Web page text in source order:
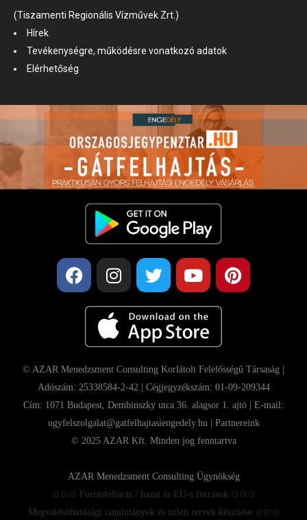
(Tiszamenti Regionális Vízművek Zrt.)
Hírek
Tevékenységre, működésre vonatkozó adatok
Elérhetőség
© AZAR Menedzsment Consulting Korlátolt Felelősségű Társaság |
Adószám: 25338584-2-42 | Cégjegyzékszám: 01-09-209344
Cím: 1071 Budapest, Dembinszky utca 36. alagsor 1. ajtó | E-mail:
ugyfelszolgalat@gatfelhajtasiengedely.hu | Partnereink
© 2025 AZAR Kft. Minden jog fenntartva
AZAR Menedzsment Consulting Ügynökség
✩✩✩ Forrásfeltárás / hazai és EU-s források ✩✩✩
Megvalósíthatósági tanulmányok és üzleti tervek készítése ✩✩✩